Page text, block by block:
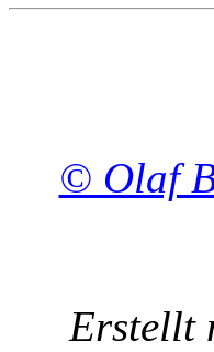
© Olaf
Erstellt